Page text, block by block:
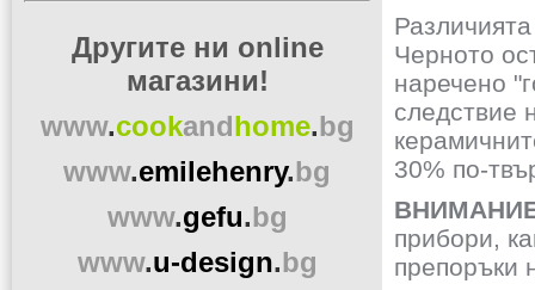
Черното
наречено
следствие
30% по-
прибори,
препоръки
Другите ни online
магазини!
www.cookandhome.bg
www.emilehenry.bg
www.gefu.bg
www.u-design.bg